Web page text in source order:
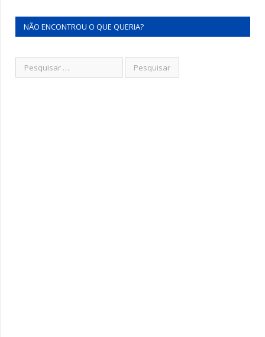
NÃO ENCONTROU O QUE QUERIA?